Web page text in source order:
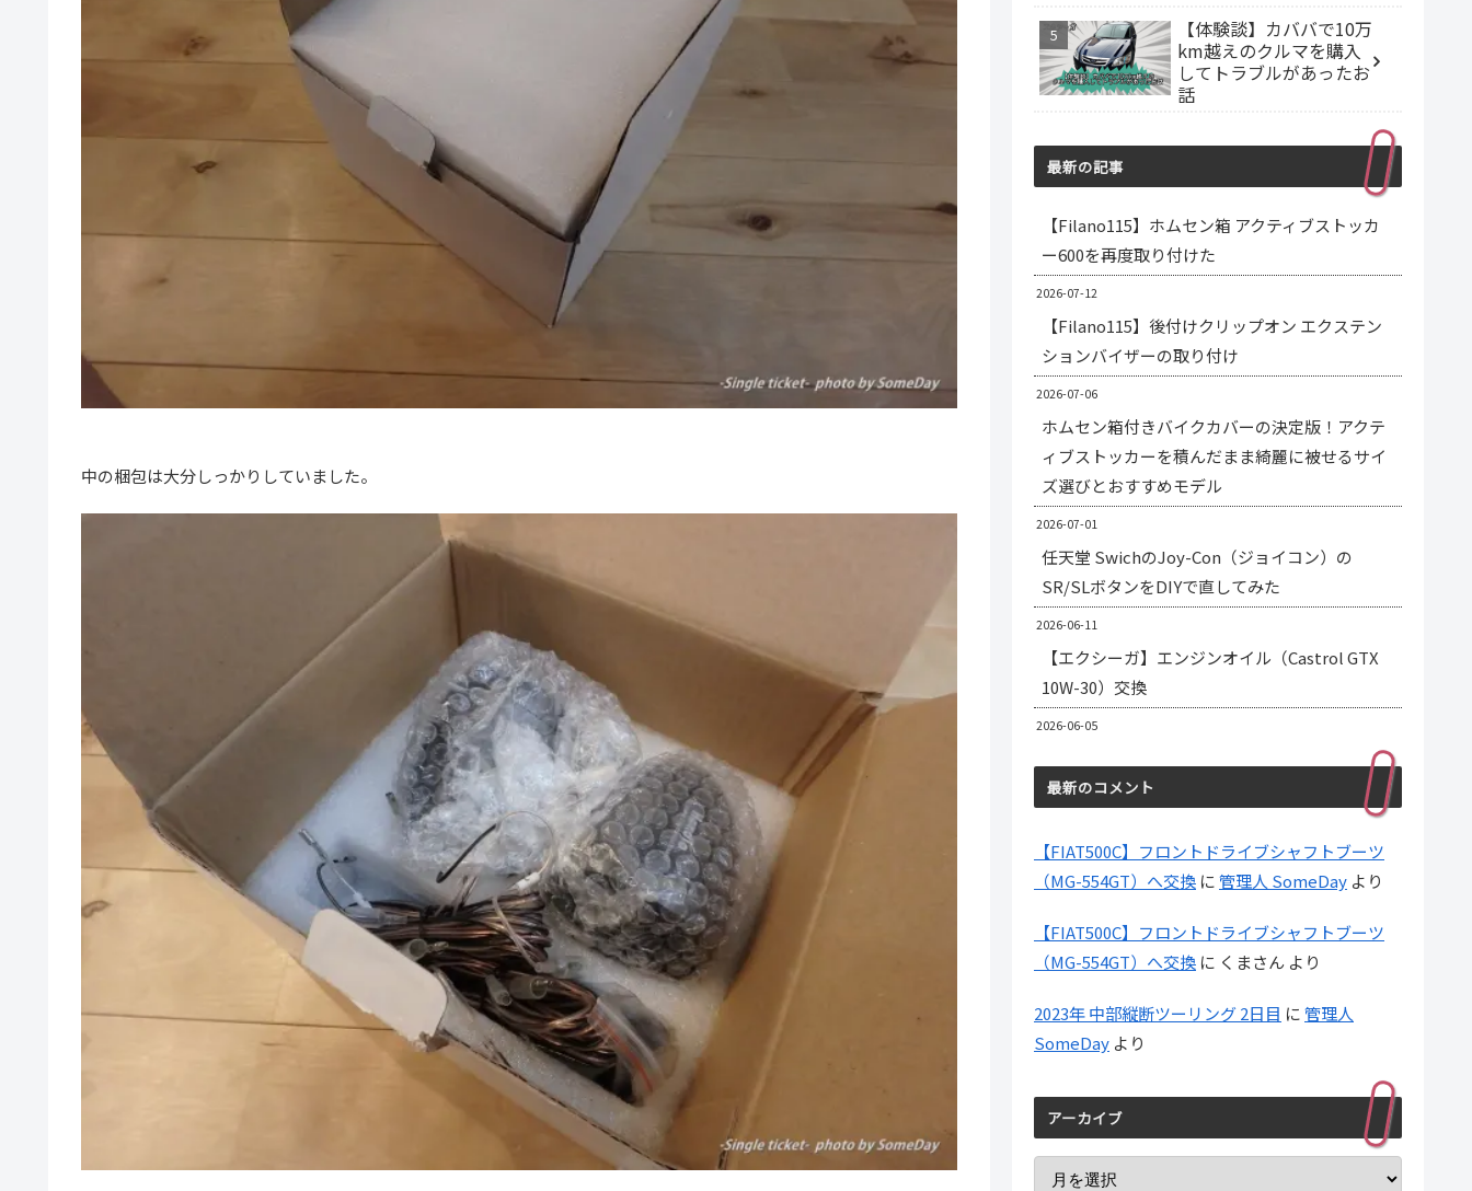
中の梱包は大分しっかりしていました。
【体験談】カババで10万
km越えのクルマを購入
してトラブルがあったお
話
最新の記事
【Filano115】ホムセン箱 アクティブストッカ
ー600を再度取り付けた
2026-07-12
【Filano115】後付けクリップオン エクステン
ションバイザーの取り付け
2026-07-06
ホムセン箱付きバイクカバーの決定版！アクテ
ィブストッカーを積んだまま綺麗に被せるサイ
ズ選びとおすすめモデル
2026-07-01
任天堂 SwichのJoy-Con（ジョイコン）の
SR/SLボタンをDIYで直してみた
2026-06-11
【エクシーガ】エンジンオイル（Castrol GTX
10W-30）交換
2026-06-05
最新のコメント
【FIAT500C】フロントドライブシャフトブーツ
（MG-554GT）へ交換 に管理人 SomeDay より
【FIAT500C】フロントドライブシャフトブーツ
（MG-554GT）へ交換 に くまさん より
2023年 中部縦断ツーリング 2日目 に管理人
SomeDay より
アーカイブ